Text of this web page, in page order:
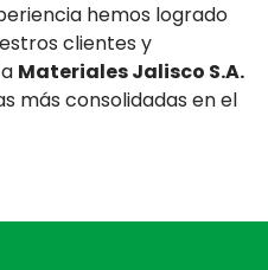
hemos logrado
clientes y
Materiales Jalisco S.A.
más consolidadas en el